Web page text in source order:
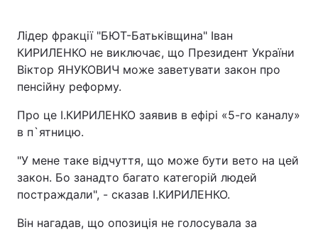
Лідер фракції "БЮТ-Батьківщина" Іван
КИРИЛЕНКО не виключає, що Президент України
Віктор ЯНУКОВИЧ може заветувати закон про
пенсійну реформу.
Про це І.КИРИЛЕНКО заявив в ефірі «5-го каналу»
в п`ятницю.
"У мене таке відчуття, що може бути вето на цей
закон. Бо занадто багато категорій людей
постраждали", - сказав І.КИРИЛЕНКО.
Він нагадав, що опозиція не голосувала за